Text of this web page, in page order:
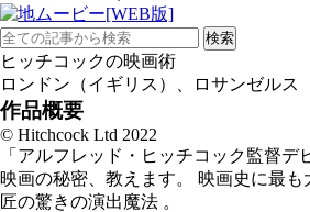
ヒッチコックの映画術
ロンドン（イギリス）、ロサンゼルス
作品概要
© Hitchcock Ltd 2022
「アルフレッド・ヒッチコック監督デ
映画の秘密、教えます。 映画史に最
匠の驚きの演出魔法 。